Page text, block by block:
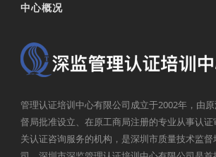
中心概况
管理认证培训中心有限公司成立于2002年，由
督局批准设立、在原工商局注册的专业从事认
关认证咨询服务的机构，是深圳市质量技术监